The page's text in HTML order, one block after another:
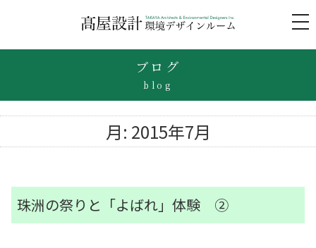
ブログ
blog
月: 2015年7月
珠洲の祭りと「よばれ」体験 ②